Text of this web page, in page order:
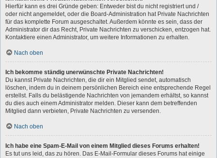
Hierfür kann es drei Gründe geben: Entweder bist du nicht registriert und /
oder nicht angemeldet, oder die Board-Administration hat Private Nachrichten
für das komplette Forum ausgeschaltet. Außerdem könnte es sein, dass der
Administrator dir das Recht, Private Nachrichten zu verschicken, entzogen hat.
Kontaktiere einen Administrator, um weitere Informationen zu erhalten.
Nach oben
Ich bekomme ständig unerwünschte Private Nachrichten!
Du kannst Private Nachrichten, die dir ein Mitglied sendet, automatisch
löschen, indem du in deinem persönlichen Bereich eine entsprechende Regel
erstellst. Falls du belästigende Nachrichten von jemandem erhältst, so kannst
du dies auch einem Administrator melden. Dieser kann dem betreffenden
Mitglied dann verbieten, Private Nachrichten zu versenden.
Nach oben
Ich habe eine Spam-E-Mail von einem Mitglied dieses Forums erhalten!
Es tut uns leid, das zu hören. Das E-Mail-Formular dieses Forums hat einige